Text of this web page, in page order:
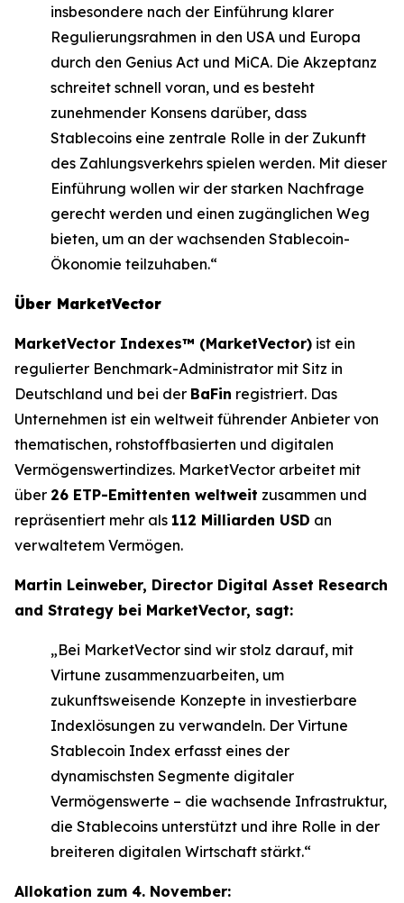
insbesondere nach der Einführung klarer
Regulierungsrahmen in den USA und Europa
durch den Genius Act und MiCA. Die Akzeptanz
schreitet schnell voran, und es besteht
zunehmender Konsens darüber, dass
Stablecoins eine zentrale Rolle in der Zukunft
des Zahlungsverkehrs spielen werden. Mit dieser
Einführung wollen wir der starken Nachfrage
gerecht werden und einen zugänglichen Weg
bieten, um an der wachsenden Stablecoin-
Ökonomie teilzuhaben.“
Über MarketVector
MarketVector Indexes™ (MarketVector) ist ein
regulierter Benchmark-Administrator mit Sitz in
Deutschland und bei der BaFin registriert. Das
Unternehmen ist ein weltweit führender Anbieter von
thematischen, rohstoffbasierten und digitalen
Vermögenswertindizes. MarketVector arbeitet mit
über 26 ETP-Emittenten weltweit zusammen und
repräsentiert mehr als 112 Milliarden USD an
verwaltetem Vermögen.
Martin Leinweber, Director Digital Asset Research
and Strategy bei MarketVector, sagt:
„Bei MarketVector sind wir stolz darauf, mit
Virtune zusammenzuarbeiten, um
zukunftsweisende Konzepte in investierbare
Indexlösungen zu verwandeln. Der Virtune
Stablecoin Index erfasst eines der
dynamischsten Segmente digitaler
Vermögenswerte – die wachsende Infrastruktur,
die Stablecoins unterstützt und ihre Rolle in der
breiteren digitalen Wirtschaft stärkt.“
Allokation zum 4. November: